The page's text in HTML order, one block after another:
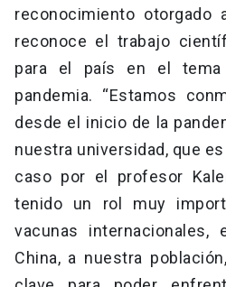
reconocimiento otorgado
reconoce el trabajo
para el país en el tema
pandemia. “Estamos
desde el inicio de la
nuestra universidad, que
caso por el profesor
tenido un rol muy
vacunas internacionales,
China, a nuestra